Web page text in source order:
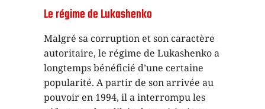
Le régime de Lukashenko
Malgré sa corruption et son caractère
autoritaire, le régime de Lukashenko a
longtemps bénéficié d’une certaine
popularité. A partir de son arrivée au
pouvoir en 1994, il a interrompu les